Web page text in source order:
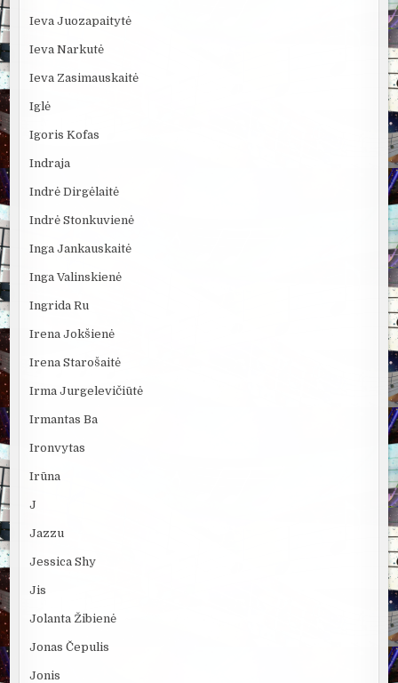
Ieva Juozapaitytė
Ieva Narkutė
Ieva Zasimauskaitė
Iglė
Igoris Kofas
Indraja
Indrė Dirgėlaitė
Indrė Stonkuvienė
Inga Jankauskaitė
Inga Valinskienė
Ingrida Ru
Irena Jokšienė
Irena Starošaitė
Irma Jurgelevičiūtė
Irmantas Ba
Ironvytas
Irūna
J
Jazzu
Jessica Shy
Jis
Jolanta Žibienė
Jonas Čepulis
Jonis